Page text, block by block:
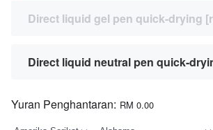
Direct liquid gel pen quick-drying
Direct liquid neutral pen quick-
Yuran Penghantaran: RM 0.00